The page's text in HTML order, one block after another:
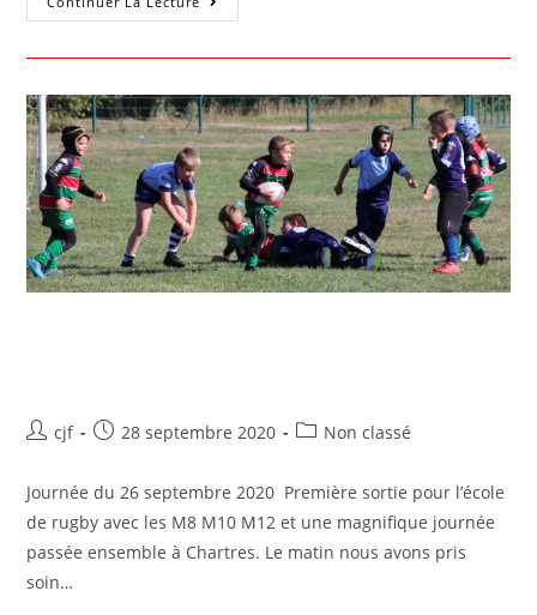
cjf 28 septembre 2020 Non classé
Journée du 26 septembre 2020 Première sortie pour l’école
de rugby avec les M8 M10 M12 et une magnifique journée
passée ensemble à Chartres. Le matin nous avons pris
soin…